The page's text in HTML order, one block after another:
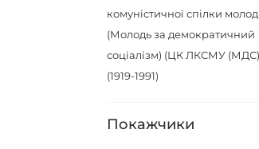
комуністичної спілки
(Молодь за демократичний
соціалізм) (ЦК ЛКСМУ
(1919-1991)
Покажчики